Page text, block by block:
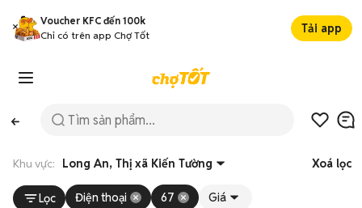
Voucher KFC đến 100k
Chỉ có trên app Chợ Tốt
Tải app
Khu vực: Long An, Thị xã Kiến Tường Xoá lọc
Lọc Điện thoại 67 Giá